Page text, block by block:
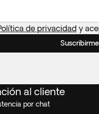
de privacidad y
Suscribirme
al cliente
por chat